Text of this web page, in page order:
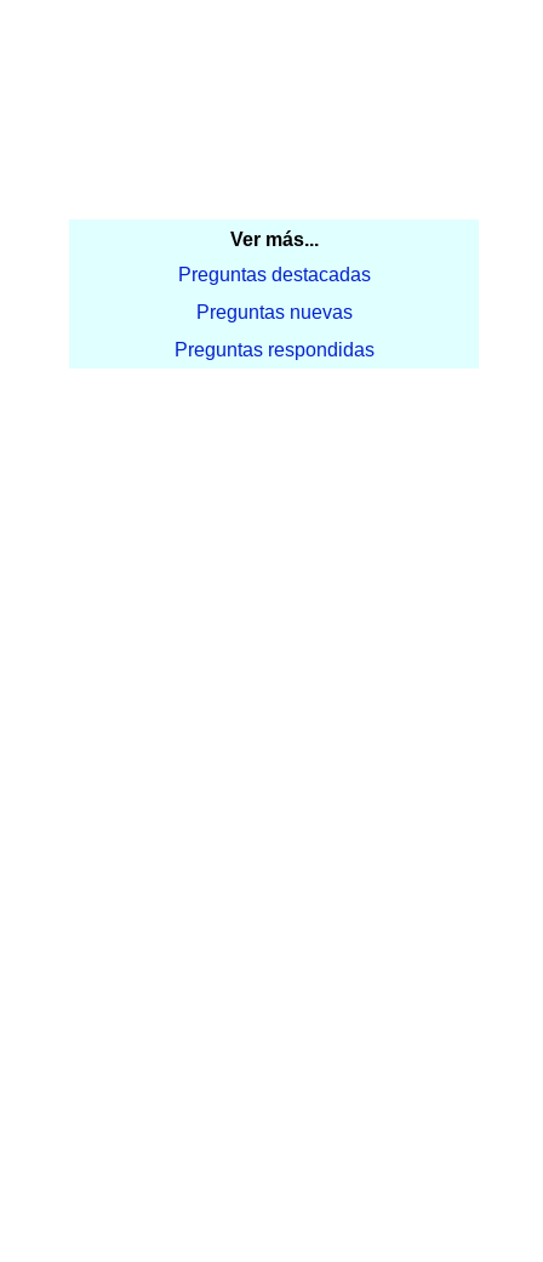
Ver más...
Preguntas destacadas
Preguntas nuevas
Preguntas respondidas